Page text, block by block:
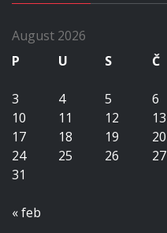
August 2026
P
U S Č
3
4 5 6
10
11 12 13
17
18 19 20
24
25 26 27
31
« feb